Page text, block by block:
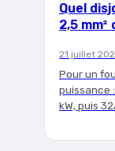
Quel
2,5
21 juillet
Pour un
puissance
kW, puis